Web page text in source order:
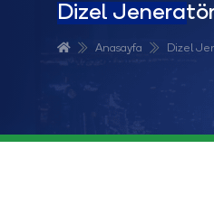
Dizel
Anasayfa Dizel